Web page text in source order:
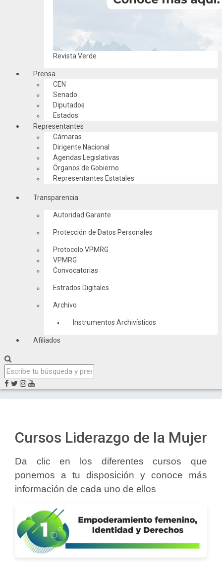
Revista Verde
Prensa
CEN
Senado
Diputados
Estados
Representantes
Cámaras
Dirigente Nacional
Agendas Legislativas
Órganos de Gobierno
Representantes Estatales
Transparencia
Autoridad Garante
Protección de Datos Personales
Protocolo VPMRG
VPMRG
Convocatorias
Estrados Digitales
Archivo
Instrumentos Archivísticos
Afiliados
Cursos Liderazgo de la Mujer
Da clic en los diferentes cursos que
ponemos a tu disposición y conoce más
información de cada uno de ellos